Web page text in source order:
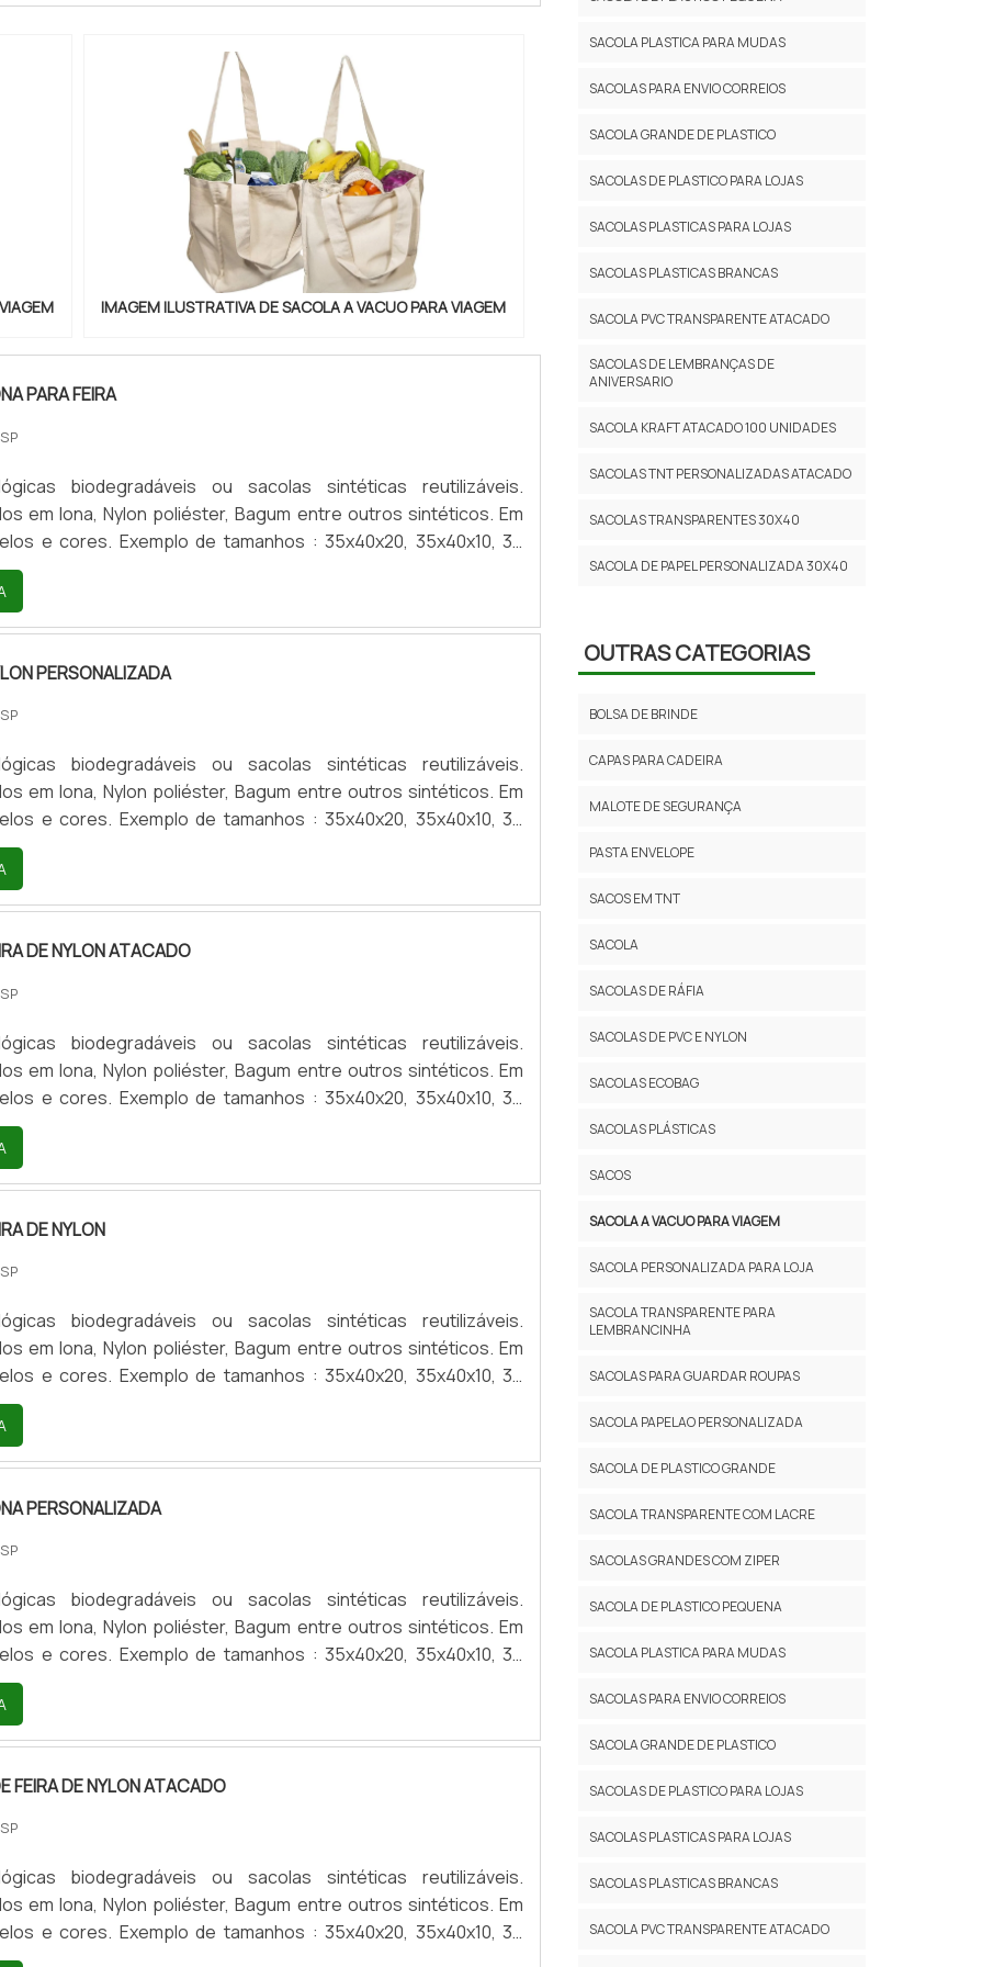
possa passar no destino. Ela não estraga a fibra, apenas a
protege 100% contra umidade, mofo e odores.
A VÁCUO COM O LOGO DA MINHA
aqui na Brindes e Sacolas. Podemos imprimir o seu logo
visível, mas sem poluir o design. Também podemos criar kits
sacolas e até uma bombinha com a sua marca. É um presente
IMAGEM ILUSTRATIVA DE SACOLA A VACUO PARA VIAGEM​
PARA FEIRA
em lona, Nylon poliéster, Bagum entre outros sintéticos. Em
: 35x40x20, 35x40x10, 35
por encomenda) Personalizamos estampas
, DTF-uv, Bordado.
PERSONALIZADA
em lona, Nylon poliéster, Bagum entre outros sintéticos. Em
: 35x40x20, 35x40x10, 35
por encomenda) Personalizamos estampas
, DTF-uv, Bordado.
DE NYLON ATACADO
em lona, Nylon poliéster, Bagum entre outros sintéticos. Em
: 35x40x20, 35x40x10, 35
por encomenda) Personalizamos estampas
, DTF-uv, Bordado.
DE NYLON
em lona, Nylon poliéster, Bagum entre outros sintéticos. Em
: 35x40x20, 35x40x10, 35
por encomenda) Personalizamos estampas
, DTF-uv, Bordado.
PERSONALIZADA
em lona, Nylon poliéster, Bagum entre outros sintéticos. Em
: 35x40x20, 35x40x10, 35
por encomenda) Personalizamos estampas
, DTF-uv, Bordado.
FEIRA DE NYLON ATACADO
em lona, Nylon poliéster, Bagum entre outros sintéticos. Em
: 35x40x20, 35x40x10, 35
por encomenda) Personalizamos estampas
SACOLA PLASTICA PARA MUDAS
SACOLAS PARA ENVIO CORREIOS
SACOLA GRANDE DE PLASTICO
SACOLAS DE PLASTICO PARA LOJAS
SACOLAS PLASTICAS PARA LOJAS
SACOLAS PLASTICAS BRANCAS
SACOLA PVC TRANSPARENTE ATACADO​
SACOLAS DE LEMBRANÇAS DE
ANIVERSARIO​
SACOLA KRAFT ATACADO 100 UNIDADES
SACOLAS TNT PERSONALIZADAS ATACADO
SACOLAS TRANSPARENTES 30X40
SACOLA DE PAPEL PERSONALIZADA 30X40​
OUTRAS CATEGORIAS
BOLSA DE BRINDE
CAPAS PARA CADEIRA
MALOTE DE SEGURANÇA
PASTA ENVELOPE
SACOS EM TNT
SACOLA
SACOLAS DE RÁFIA
SACOLAS DE PVC E NYLON
SACOLAS ECOBAG
SACOLAS PLÁSTICAS
SACOS
SACOLA A VACUO PARA VIAGEM​
SACOLA PERSONALIZADA PARA LOJA
SACOLA TRANSPARENTE PARA
LEMBRANCINHA
SACOLAS PARA GUARDAR ROUPAS​
SACOLA PAPELAO PERSONALIZADA
SACOLA DE PLASTICO GRANDE
SACOLA TRANSPARENTE COM LACRE
SACOLAS GRANDES COM ZIPER
SACOLA DE PLASTICO PEQUENA
SACOLA PLASTICA PARA MUDAS
SACOLAS PARA ENVIO CORREIOS
SACOLA GRANDE DE PLASTICO
SACOLAS DE PLASTICO PARA LOJAS
SACOLAS PLASTICAS PARA LOJAS
SACOLAS PLASTICAS BRANCAS
SACOLA PVC TRANSPARENTE ATACADO​